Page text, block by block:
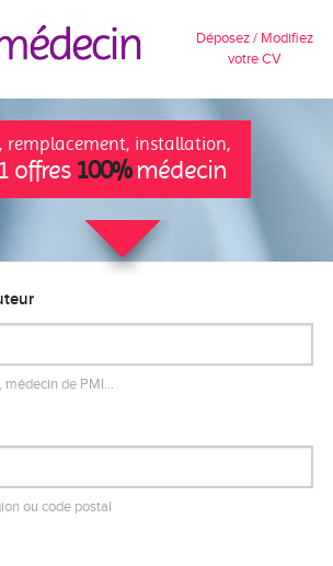
Déposez / Modifiez
votre CV
remplacement, installation,
offres 100%médecin
médecin de PMI…
ou code postal